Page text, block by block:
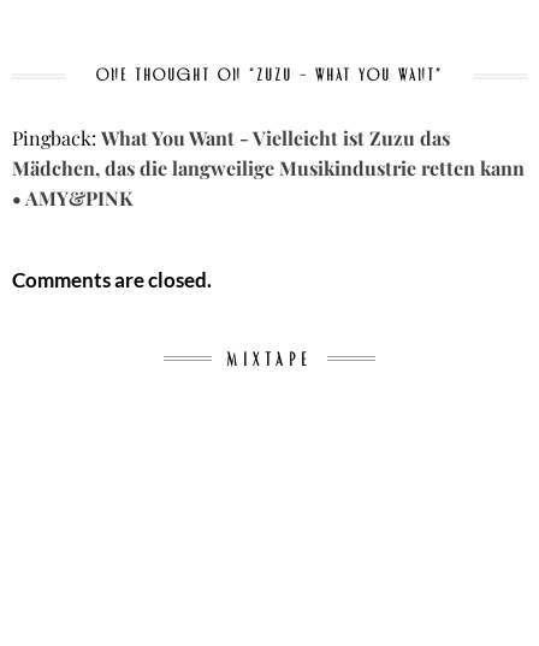
ONE THOUGHT ON “ZUZU – WHAT YOU WANT”
Pingback: What You Want - Vielleicht ist Zuzu das
Mädchen, das die langweilige Musikindustrie retten kann
• AMY&PINK
Comments are closed.
MIXTAPE